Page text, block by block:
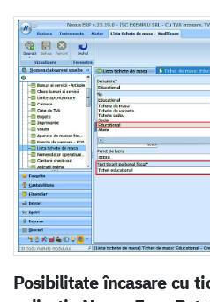
Posibilitate încasare cu